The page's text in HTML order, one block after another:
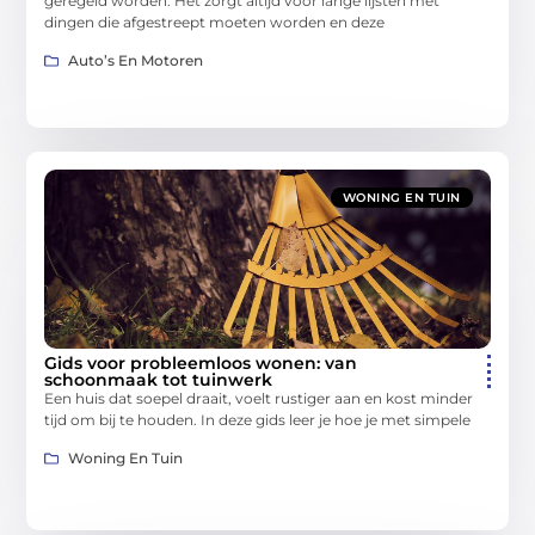
dingen die afgestreept moeten worden en deze
Auto’s En Motoren
WONING EN TUIN
Gids voor probleemloos wonen: van
schoonmaak tot tuinwerk
Een huis dat soepel draait, voelt rustiger aan en kost minder
tijd om bij te houden. In deze gids leer je hoe je met simpele
Woning En Tuin